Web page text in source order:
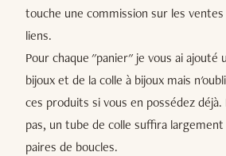
touche une commission sur les
liens.
Pour chaque "panier" je vous ai ajouté
bijoux et de la colle à bijoux mais
ces produits si vous en possédez déjà.
pas, un tube de colle suffira
paires de boucles.